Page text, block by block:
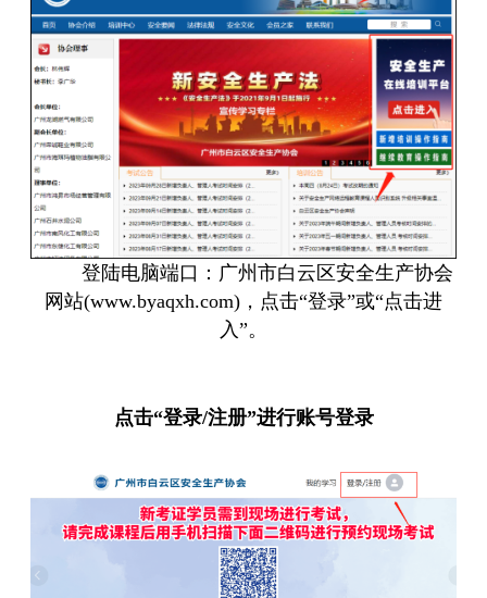
登陆电脑端口：广州市白云区安全生产协会
网站(www.byaqxh.com) ， 点击“登录”或“点击进
入”。
点击“登录/注册”进行账号登录